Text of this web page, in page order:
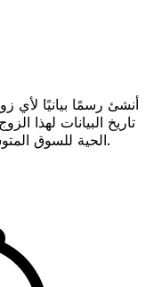
أنشئ رسمًا بيانيًا لأي
تاريخ البيانات لهذا
الحية للسوق المتوسط، وهي سهلة الاستخدام وموثوقة تمامًا.